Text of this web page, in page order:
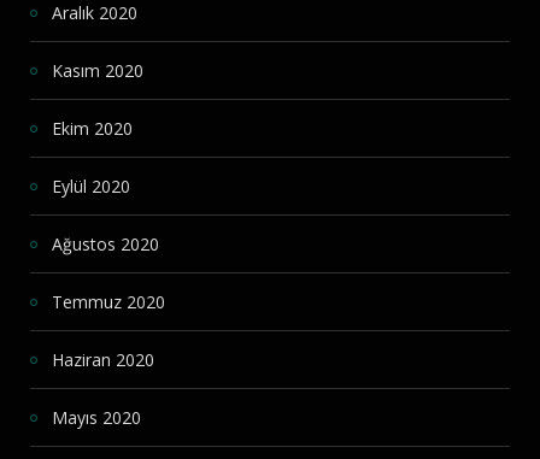
Aralık 2020
Kasım 2020
Ekim 2020
Eylül 2020
Ağustos 2020
Temmuz 2020
Haziran 2020
Mayıs 2020